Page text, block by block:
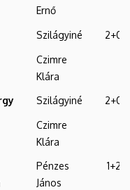
Ernő
Szilágyiné
Czimre
Klára
2+0
Szilágyiné
Czimre
Klára
2+0
Pénzes
János
1+2